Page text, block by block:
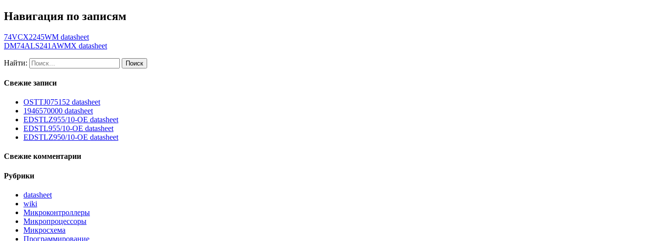
Навигация по записям
74VCX2245WM datasheet
DM74ALS241AWMX datasheet
Найти:
Свежие записи
OSTTJ075152 datasheet
1946570000 datasheet
EDSTLZ955/10-OE datasheet
EDSTL955/10-OE datasheet
EDSTLZ950/10-OE datasheet
Свежие комментарии
Рубрики
datasheet
wiki
Микроконтроллеры
Микропроцессоры
Микросхема
Программирование